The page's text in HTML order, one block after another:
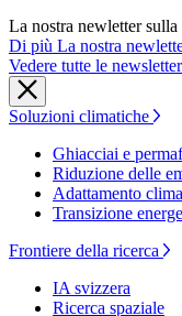
La nostra newletter sulla
Di più La nostra
Vedere tutte le newsletter
Soluzioni climatiche
Ghiacciai e
Riduzione delle
Adattamento
Transizione
Frontiere della ricerca
IA svizzera
Ricerca spaziale